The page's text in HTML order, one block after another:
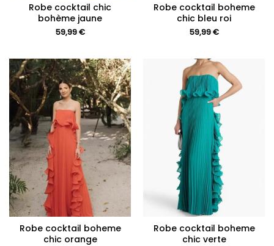
Robe cocktail chic
bohème jaune
59,99€
Robe cocktail boheme
chic bleu roi
59,99€
Robe cocktail boheme
chic orange
Robe cocktail boheme
chic verte